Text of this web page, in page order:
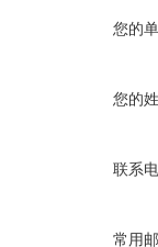
您的
您的
联系
常用